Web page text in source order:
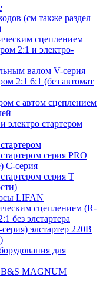
(см также раздел
сцеплением
2:1 и электро-
валом V-серия
2:1 6:1 (без автомат
с автом сцеплением
электро стартером
серия PRO
C-серия
серия Т
LIFAN
сцеплением (R-
без элстартера
элстартер 220В
для
B&S MAGNUM